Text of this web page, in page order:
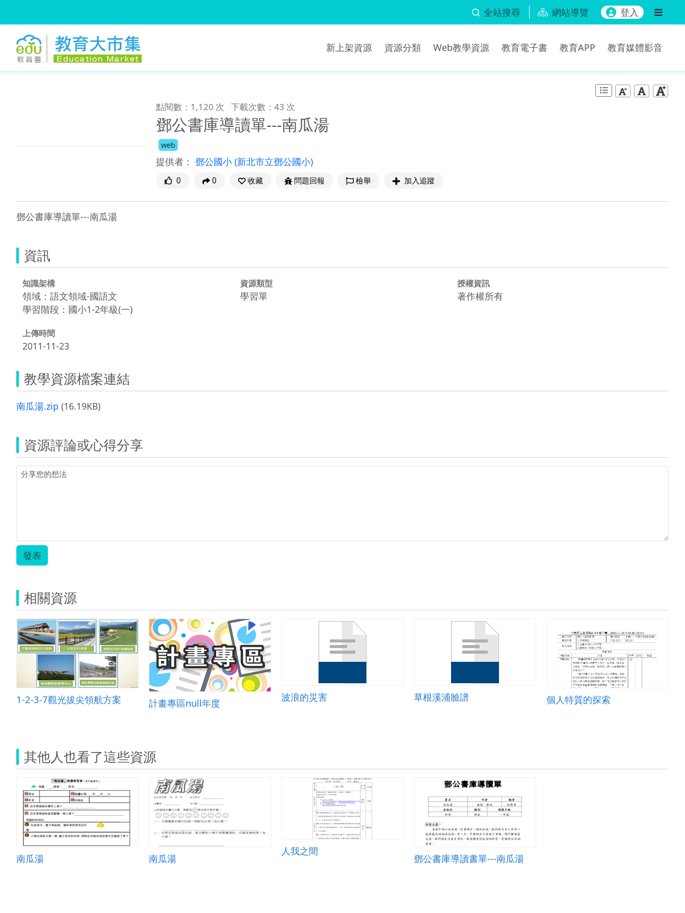
全站搜尋 網站導覽 登入
新上架資源 資源分類 Web教學資源 教育電子書 教育APP 教育媒體影音
點閱數：1,120 次 下載次數：43 次
鄧公書庫導讀單---南瓜湯
web
提供者： 鄧公國小 (新北市立鄧公國小)
0 0 收藏 問題回報 檢舉 加入追蹤
鄧公書庫導讀單---南瓜湯
資訊
知識架構
領域：語文領域-國語文
學習階段：國小1-2年級(一)
資源類型
學習單
授權資訊
著作權所有
上傳時間
2011-11-23
教學資源檔案連結
南瓜湯.zip (16.19KB)
資源評論或心得分享
發表
相關資源
1-2-3-7觀光拔尖領航方案 計畫專區null年度
波浪的災害 草根溪浦臉譜 個人特質的探索
其他人也看了這些資源
南瓜湯 南瓜湯
人我之間
鄧公書庫導讀書單---南瓜湯